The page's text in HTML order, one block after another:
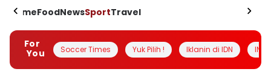
HomeFoodNewsSportTravel
For
You
Soccer Times Yuk Pilih ! Iklanin di IDN